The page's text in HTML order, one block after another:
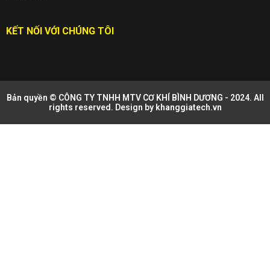
KẾT NỐI VỚI CHÚNG TÔI
Bản quyền © CÔNG TY TNHH MTV CƠ KHÍ BÌNH DƯƠNG - 2024. All
rights reserved. Design by khanggiatech.vn